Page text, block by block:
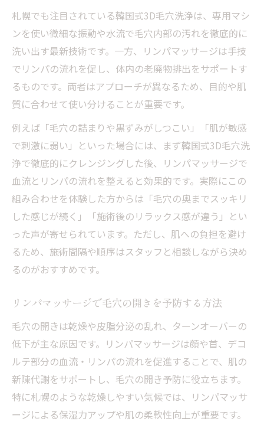
札幌でも注目されている韓国式3D毛穴洗浄は、専用マシ
ンを使い微細な振動や水流で毛穴内部の汚れを徹底的に
洗い出す最新技術です。一方、リンパマッサージは手技
でリンパの流れを促し、体内の老廃物排出をサポートす
るものです。両者はアプローチが異なるため、目的や肌
質に合わせて使い分けることが重要です。
例えば「毛穴の詰まりや黒ずみがしつこい」「肌が敏感
で刺激に弱い」といった場合には、まず韓国式3D毛穴洗
浄で徹底的にクレンジングした後、リンパマッサージで
血流とリンパの流れを整えると効果的です。実際にこの
組み合わせを体験した方からは「毛穴の奥までスッキリ
した感じが続く」「施術後のリラックス感が違う」とい
った声が寄せられています。ただし、肌への負担を避け
るため、施術間隔や順序はスタッフと相談しながら決め
るのがおすすめです。
リンパマッサージで毛穴の開きを予防する方法
毛穴の開きは乾燥や皮脂分泌の乱れ、ターンオーバーの
低下が主な原因です。リンパマッサージは顔や首、デコ
ルテ部分の血流・リンパの流れを促進することで、肌の
新陳代謝をサポートし、毛穴の開き予防に役立ちます。
特に札幌のような乾燥しやすい気候では、リンパマッサ
ージによる保湿力アップや肌の柔軟性向上が重要です。